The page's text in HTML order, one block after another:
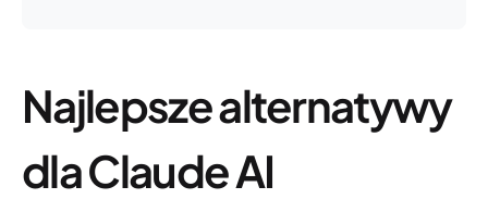
Najlepsze alternatywy
dla Claude AI